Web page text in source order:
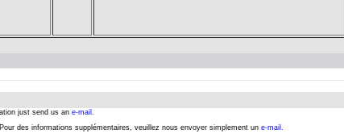
just send us an e-mail.
des informations supplémentaires, veuillez nous envoyer simplement un e-mail.